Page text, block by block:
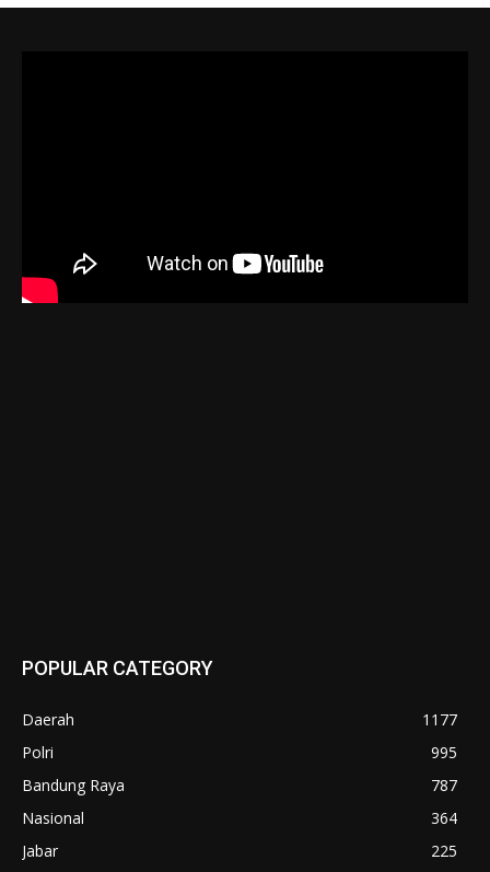
POPULAR CATEGORY
Daerah
1177
Polri
995
Bandung Raya
787
Nasional
364
Jabar
225